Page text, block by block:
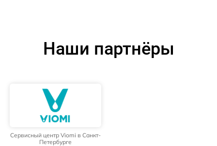
Наши партнёры
Сервисный центр Viomi в Санкт-
Петербурге